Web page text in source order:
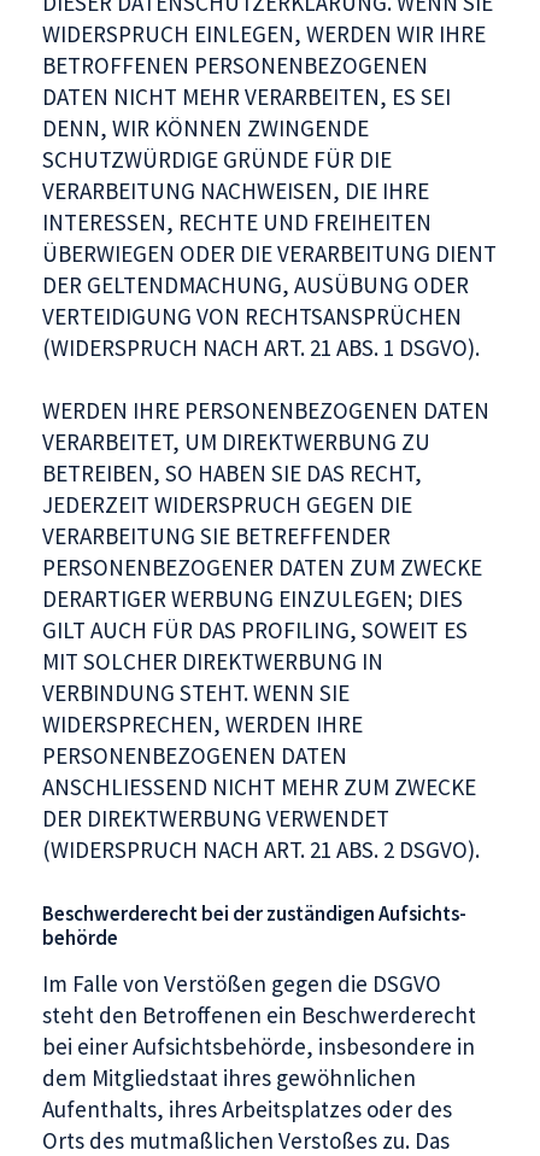
WIDERSPRUCH EINLEGEN, WERDEN WIR IHRE
BETROFFENEN PERSONENBEZOGENEN
DATEN NICHT MEHR VERARBEITEN, ES SEI
DENN, WIR KÖNNEN ZWINGENDE
SCHUTZWÜRDIGE GRÜNDE FÜR DIE
VERARBEITUNG NACHWEISEN, DIE IHRE
INTERESSEN, RECHTE UND FREIHEITEN
ÜBERWIEGEN ODER DIE VERARBEITUNG DIENT
DER GELTENDMACHUNG, AUSÜBUNG ODER
VERTEIDIGUNG VON RECHTSANSPRÜCHEN
(WIDERSPRUCH NACH ART. 21 ABS. 1 DSGVO).
WERDEN IHRE PERSONENBEZOGENEN DATEN
VERARBEITET, UM DIREKTWERBUNG ZU
BETREIBEN, SO HABEN SIE DAS RECHT,
JEDERZEIT WIDERSPRUCH GEGEN DIE
VERARBEITUNG SIE BETREFFENDER
PERSONENBEZOGENER DATEN ZUM ZWECKE
DERARTIGER WERBUNG EINZULEGEN; DIES
GILT AUCH FÜR DAS PROFILING, SOWEIT ES
MIT SOLCHER DIREKTWERBUNG IN
VERBINDUNG STEHT. WENN SIE
WIDERSPRECHEN, WERDEN IHRE
PERSONENBEZOGENEN DATEN
ANSCHLIESSEND NICHT MEHR ZUM ZWECKE
DER DIREKTWERBUNG VERWENDET
(WIDERSPRUCH NACH ART. 21 ABS. 2 DSGVO).
Beschwerde­recht bei der zuständigen Aufsichts­
behörde
Im Falle von Verstößen gegen die DSGVO
steht den Betroffenen ein Beschwerderecht
bei einer Aufsichtsbehörde, insbesondere in
dem Mitgliedstaat ihres gewöhnlichen
Aufenthalts, ihres Arbeitsplatzes oder des
Orts des mutmaßlichen Verstoßes zu. Das